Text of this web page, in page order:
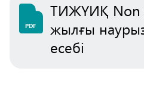
PDF
ТИЖҮИҚ Non
жылғы
есебі